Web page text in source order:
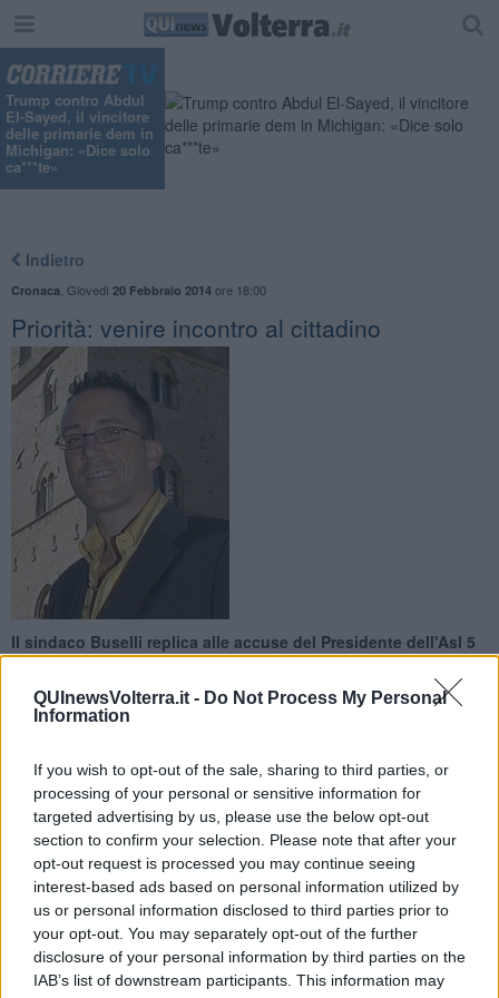
QUInewsVolterra.it - Do Not Process My Personal
Information
If you wish to opt-out of the sale, sharing to third parties, or
processing of your personal or sensitive information for
targeted advertising by us, please use the below opt-out
section to confirm your selection. Please note that after your
opt-out request is processed you may continue seeing
interest-based ads based on personal information utilized by
us or personal information disclosed to third parties prior to
your opt-out. You may separately opt-out of the further
disclosure of your personal information by third parties on the
IAB’s list of downstream participants. This information may
Trump contro Abdul
El-Sayed, il vincitore
delle primarie dem in
Michigan: «Dice solo
ca***te»
Indietro
Cronaca Giovedì 20 Febbraio 2014ore 18:00
Priorità: venire incontro al cittadino
Il sindaco Buselli replica alle accuse del Presidente dell'Asl 5
VOLTERRA —«Nessuno si sogna di mettere l’attività dei medici di
famiglia in contrasto con la convenzione stipulata con l’Asl. Damone
può stare sereno da questo punto di vista. La Delibera è una
semplice delibera di indirizzo, che ha quindi tutte le possibilità di
essere armonizzata in base alle esigenze che si prospettano. Ma in
base alle esigenze dei cittadini, perché sono loro al centro, non le
esigenze aziendali». Ad affermarlo, in risposta a quanto dichiarato
dal direttore Asl 5 di Pisa Rocco Damone, è il Sindaco di Volterra
Marco Buselli. «Lo dico soprattutto in merito agli orari, che sono
stati studiati assieme ai medici, proprio per venire incontro ai